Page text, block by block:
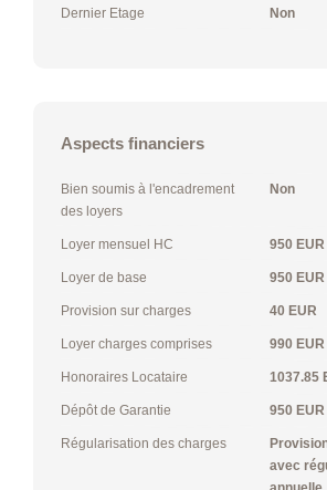
Dernier Etage Non
Aspects financiers
Bien soumis à l'encadrement
des loyers
Non
Loyer mensuel HC 950 EUR
Loyer de base 950 EUR
Provision sur charges 40 EUR
Loyer charges comprises 990 EUR
Honoraires Locataire 1037.85
Dépôt de Garantie 950 EUR
Régularisation des charges
avec